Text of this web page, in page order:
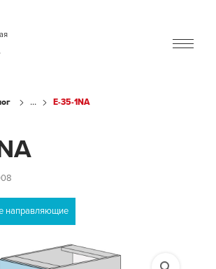
... E-35-1NA
направляющие